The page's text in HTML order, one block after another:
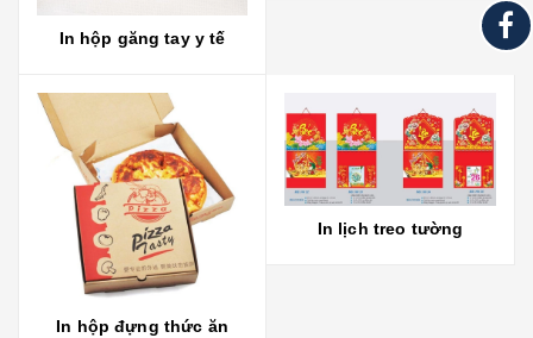
In hộp găng tay y tế
In hộp đựng thức ăn
In lịch treo tường